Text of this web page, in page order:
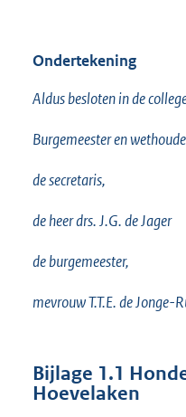
Ondertekening
Aldus besloten in de
Burgemeester en
de secretaris,
de heer drs. J.G. de Jager
de burgemeester,
mevrouw T.T.E. de Jonge-
Bijlage 1.1
Hoevelaken